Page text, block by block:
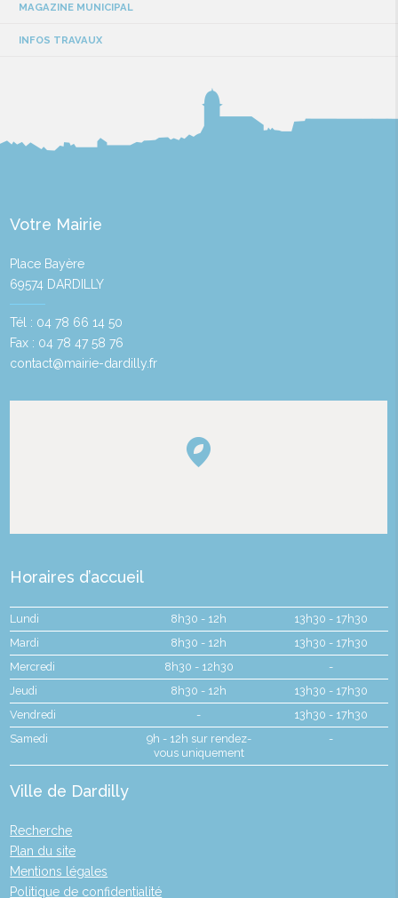
MAGAZINE MUNICIPAL
INFOS TRAVAUX
Votre Mairie
Place Bayère
69574 DARDILLY
Tél : 04 78 66 14 50
Fax : 04 78 47 58 76
contact@mairie-dardilly.fr
Horaires d’accueil
Lundi 8h30 - 12h
13h30 - 17h30
Mardi
8h30 - 12h
13h30 - 17h30
Mercredi
8h30 - 12h30
-
Jeudi
8h30 - 12h
13h30 - 17h30
Vendredi
-
13h30 - 17h30
Samedi
9h - 12h sur rendez-
vous uniquement
-
Ville de Dardilly
Recherche
Plan du site
Mentions légales
Politique de confidentialité